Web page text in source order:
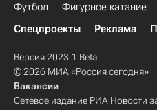
Футбол Фигурное катание
Спецпроекты
Реклама
Версия 2023.1 Beta
© 2026 МИА «Россия сегодня»
Вакансии
Сетевое издание РИА Новости